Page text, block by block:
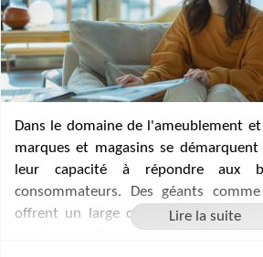
Dans le domaine de l'ameublement
marques et magasins se
leur capacité à répondre aux
consommateurs. Des géants
offrent un large choix de produits à